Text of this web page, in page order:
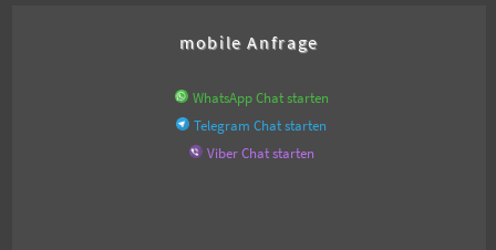
mobile Anfrage
WhatsApp Chat starten
Telegram Chat starten
Viber Chat starten